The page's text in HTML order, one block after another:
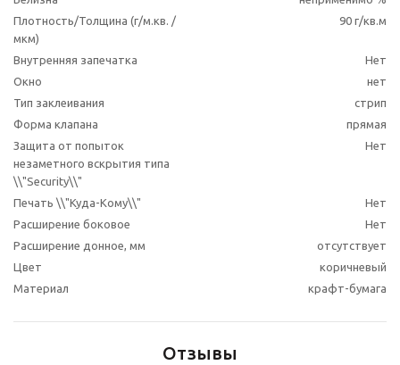
Плотность/Толщина (г/м.кв. /
мкм)
90 г/кв.м
Внутренняя запечатка
Нет
Окно
нет
Тип заклеивания
стрип
Форма клапана
прямая
Защита от попыток
незаметного вскрытия типа
\\"Security\\"
Нет
Печать \\"Куда-Кому\\"
Нет
Расширение боковое
Нет
Расширение донное, мм
отсутствует
Цвет
коричневый
Материал
крафт-бумага
Отзывы